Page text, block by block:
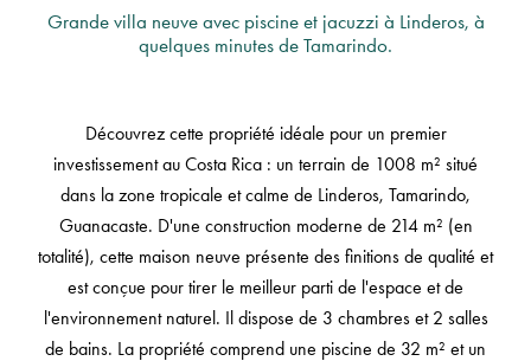
Grande villa neuve avec piscine et jacuzzi à Linderos, à
quelques minutes de Tamarindo.
Découvrez cette propriété idéale pour un premier
investissement au Costa Rica : un terrain de 1008 m² situé
dans la zone tropicale et calme de Linderos, Tamarindo,
Guanacaste. D'une construction moderne de 214 m² (en
totalité), cette maison neuve présente des finitions de qualité et
est conçue pour tirer le meilleur parti de l'espace et de
l'environnement naturel. Il dispose de 3 chambres et 2 salles
de bains. La propriété comprend une piscine de 32 m² et un